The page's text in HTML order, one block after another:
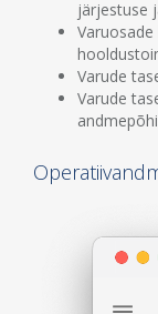
järjestuse
Varude
Varude